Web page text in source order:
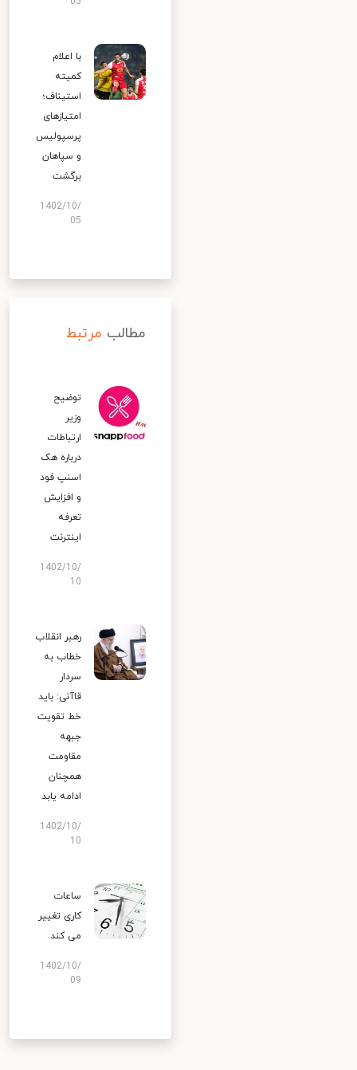
با اعلام
کمیته
استیناف؛
امتیازهای
پرسپولیس
و سپاهان
برگشت
1402/10/
05
مطالب مرتبط
توضیح
وزیر
ارتباطات
درباره هک
اسنپ‌ فود
و افزایش
تعرفه
اینترنت
1402/10/
10
رهبر انقلاب
خطاب به
سردار
قاآنی: باید
خط تقویت
جبهه
مقاومت
همچنان
ادامه یابد
1402/10/
10
ساعات
کاری تغییر
می‌ کند
1402/10/
09